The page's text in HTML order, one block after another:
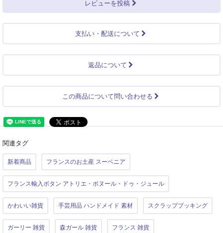
レビューを投稿
支払い・配送について
返品について
この商品について問い合わせる
関連タグ
新着商品 フランスのお土産 スーベニア
フランス輸入ボタン アトリエ・ボヌール・ドゥ・ジュール
かわいい雑貨 手芸用品 ハンドメイド 素材 スクラップブッキング
ガーリー 雑貨 森ガール 雑貨 フランス 雑貨